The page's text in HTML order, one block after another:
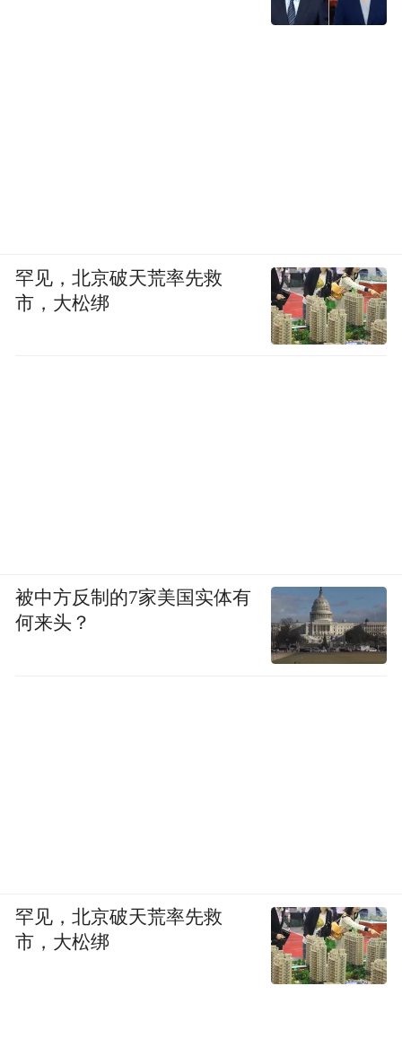
罕见，北京破天荒率先救
市，大松绑
被中方反制的7家美国实体有
何来头？
罕见，北京破天荒率先救
市，大松绑